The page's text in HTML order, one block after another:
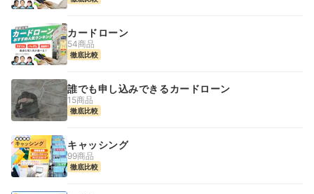
カードローン
54商品
徹底比較
誰でも申し込みできるカードローン
15商品
徹底比較
キャッシング
99商品
徹底比較